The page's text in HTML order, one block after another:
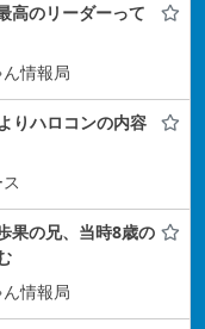
高のリーダーって
情報局
りハロコンの内容
果の兄、当時8歳の
情報局